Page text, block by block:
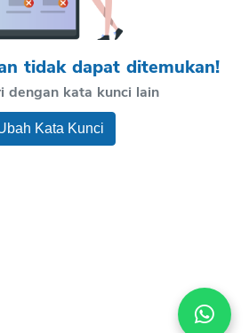
tidak dapat ditemukan!
dengan kata kunci lain
Kata Kunci